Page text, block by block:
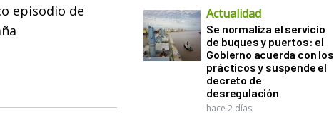
episodio de
Actualidad
Se normaliza el servicio
de buques y puertos: el
Gobierno acuerda con los
prácticos y suspende el
decreto de
desregulación
hace 2 días